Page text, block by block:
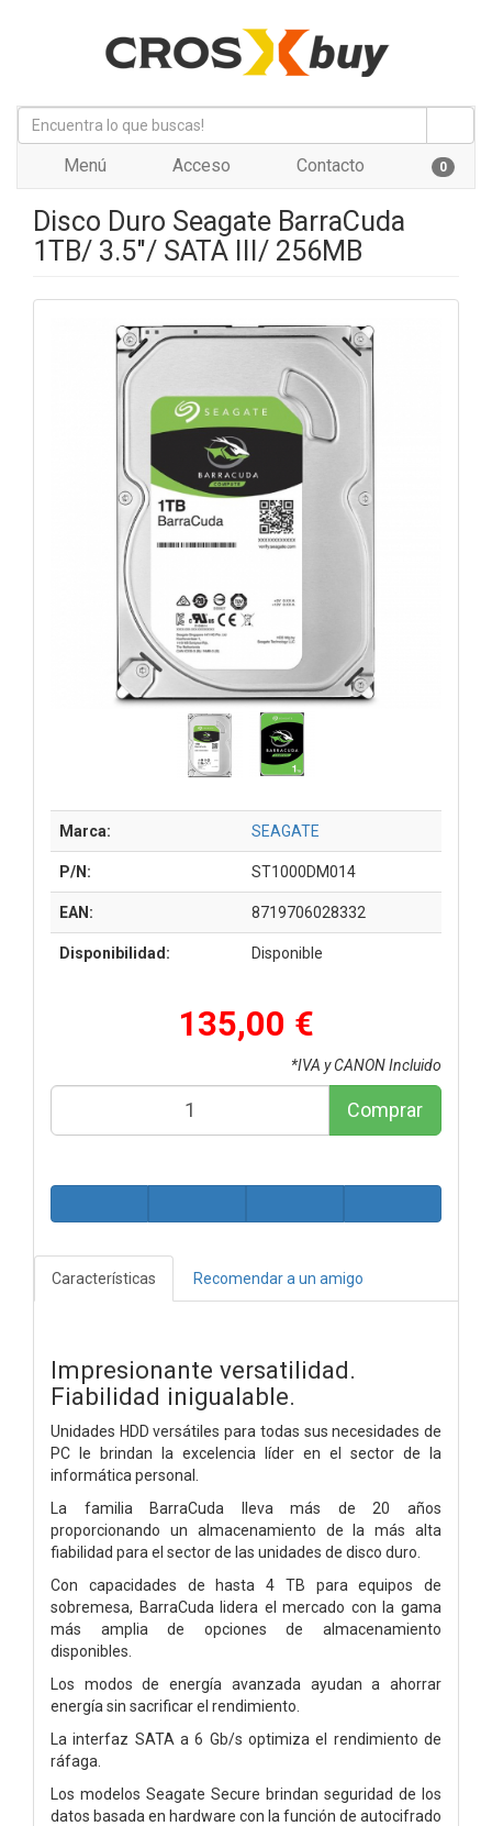
Menú Acceso Contacto 0
Disco Duro Seagate BarraCuda
1TB/ 3.5"/ SATA III/ 256MB
Marca: SEAGATE
P/N: ST1000DM014
EAN: 8719706028332
Disponibilidad: Disponible
135,00 €
*IVA y CANON Incluido
Comprar
Características Recomendar a un amigo
Impresionante versatilidad.
Fiabilidad inigualable.
Unidades HDD versátiles para todas sus necesidades de
PC le brindan la excelencia líder en el sector de la
informática personal.
La familia BarraCuda lleva más de 20 años
proporcionando un almacenamiento de la más alta
fiabilidad para el sector de las unidades de disco duro.
Con capacidades de hasta 4 TB para equipos de
sobremesa, BarraCuda lidera el mercado con la gama
más amplia de opciones de almacenamiento
disponibles.
Los modos de energía avanzada ayudan a ahorrar
energía sin sacrificar el rendimiento.
La interfaz SATA a 6 Gb/s optimiza el rendimiento de
ráfaga.
Los modelos Seagate Secure brindan seguridad de los
datos basada en hardware con la función de autocifrado